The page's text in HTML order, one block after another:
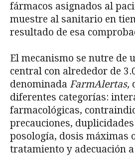
fármacos asignados al
muestre al sanitario en
resultado de esa
El mecanismo se nutre de
central con alrededor de
denominada FarmAlertas,
diferentes categorías:
farmacológicas,
precauciones,
posología, dosis máximas
tratamiento y adecuación a